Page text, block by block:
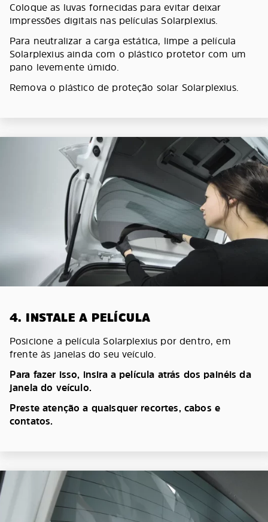
Coloque as luvas fornecidas para evitar deixar
impressões digitais nas películas Solarplexius.
Para neutralizar a carga estática, limpe a película
Solarplexius ainda com o plástico protetor com um
pano levemente úmido.
Remova o plástico de proteção solar Solarplexius.
4. INSTALE A PELÍCULA
Posicione a película Solarplexius por dentro, em
frente às janelas do seu veículo.
Para fazer isso, insira a película atrás dos painéis da
janela do veículo.
Preste atenção a quaisquer recortes, cabos e
contatos.